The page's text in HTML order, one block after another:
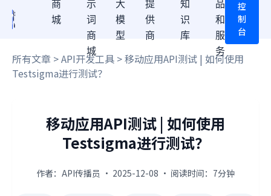
商
城
示
词
商
城
大
模
型
提
供
商
知
识
库
品
和
服
务
控
制
台
所有文章 >API开发工具 > 移动应用API测试 | 如何使用
Testsigma进行测试？
移动应用API测试 | 如何使用
Testsigma进行测试？
作者：API传播员 · 2025-12-08 · 阅读时间：7分钟